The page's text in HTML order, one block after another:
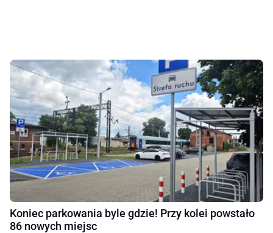
Koniec parkowania byle gdzie! Przy kolei powstało
86 nowych miejsc